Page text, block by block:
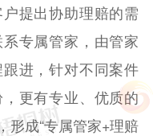
提出协助理赔的需
专属管家，由管家
进，针对不同案件
更有专业、优质的
形成“专属管家+理赔